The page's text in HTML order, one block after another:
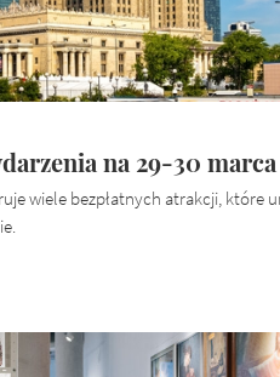
na 29-30
wiele bezpłatnych atrakcji, które